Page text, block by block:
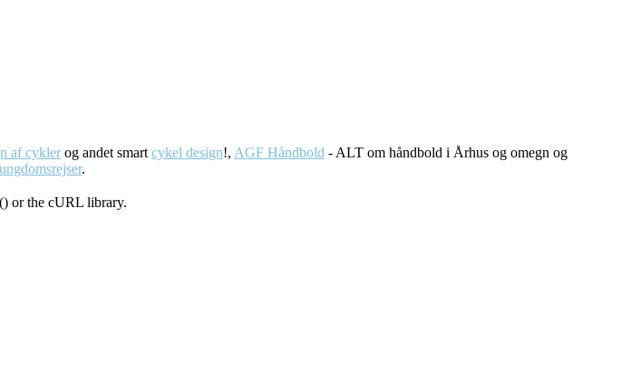
af cyklerog andet smart cykel design!, AGF Håndbold - ALT om håndbold i Århus og omegn og
ungdomsrejser.
or the cURL library.